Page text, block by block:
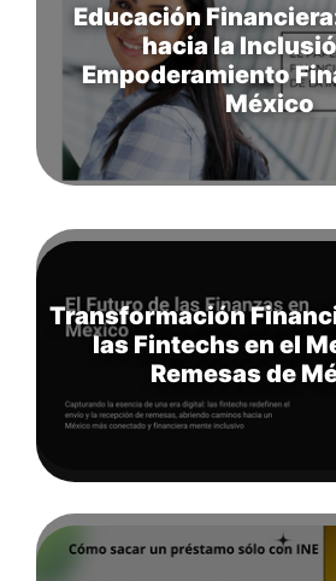
Educación
hacia la
Empoderamiento
México
Transformación
las Fintechs en el
Remesas de